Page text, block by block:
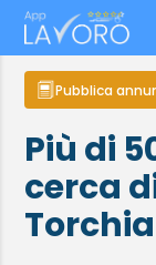
Pubblica
Più di
cerca